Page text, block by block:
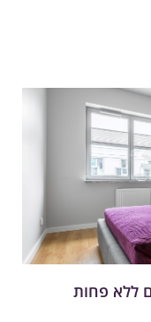
פחות